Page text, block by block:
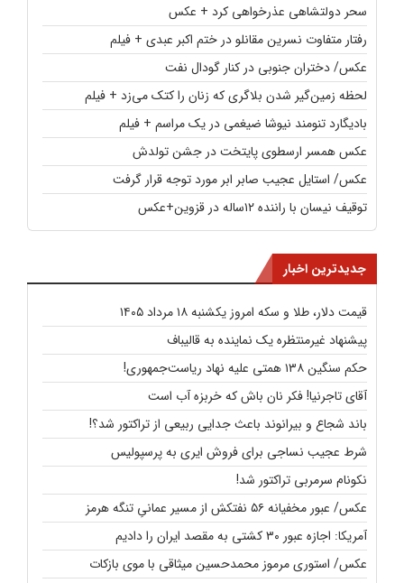
سحر دولتشاهی عذرخواهی کرد + عکس
رفتار متفاوت نسرین مقانلو در ختم اکبر عبدی + فیلم
عکس/ دختران جنوبی در کنار گودال نفت
لحظه زمین‌گیر شدن بلاگری که زنان را کتک می‌زد + فیلم
بادیگارد تنومند نیوشا ضیغمی در یک مراسم + فیلم
عکس همسر ارسطوی پایتخت در جشن تولدش
عکس/ استایل عجیب صابر ابر مورد توجه قرار گرفت
توقیف نیسان با راننده ۱۲ساله در قزوین+عکس
جدیدترین اخبار
قیمت دلار، طلا و سکه امروز یکشنبه ۱۸ مرداد ۱۴۰۵
پیشنهاد غیرمنتظره یک نماینده به قالیباف
حکم سنگین ۱۳۸ همتی علیه نهاد ریاست‌جمهوری!
آقای تاجرنیا! فکر نان باش که خربزه آب است
باند شجاع و بیرانوند باعث جدایی ربیعی از تراکتور شد؟!
شرط عجیب نساجی برای فروش ایری به پرسپولیس
نکونام سرمربی تراکتور شد!
عکس/ عبور مخفیانه ۵۶ نفتکش از مسیر عمانیِ تنگه هرمز
آمریکا: اجازه عبور ۳۰ کشتی به مقصد ایران را دادیم
عکس/ استوری مرموز محمدحسین میثاقی با موی بازکات